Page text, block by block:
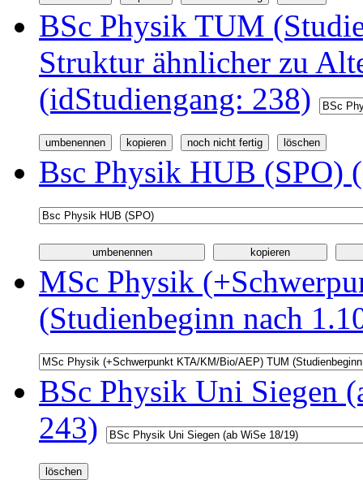
BSc Physik TUM
Struktur ähnlicher zu
(idStudiengang: 238)
Bsc Physik HUB (SPO)
MSc Physik
(Studienbeginn nach
BSc Physik Uni Siegen
243)